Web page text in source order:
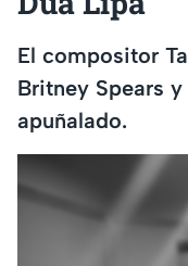
El compositor
Britney Spears
apuñalado.